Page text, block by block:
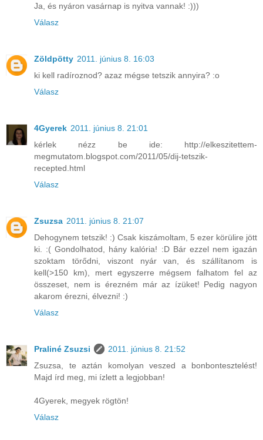
Ja, és nyáron vasárnap is nyitva vannak! :)))
Válasz
Zöldpötty 2011. június 8. 16:03
ki kell radíroznod? azaz mégse tetszik annyira? :o
Válasz
4Gyerek 2011. június 8. 21:01
kérlek nézz be ide: http://elkeszitettem-
megmutatom.blogspot.com/2011/05/dij-tetszik-
recepted.html
Válasz
Zsuzsa 2011. június 8. 21:07
Dehogynem tetszik! :) Csak kiszámoltam, 5 ezer körülire jött
ki. :( Gondolhatod, hány kalória! :D Bár ezzel nem igazán
szoktam törődni, viszont nyár van, és szállítanom is
kell(>150 km), mert egyszerre mégsem falhatom fel az
összeset, nem is érezném már az ízüket! Pedig nagyon
akarom érezni, élvezni! :)
Válasz
Praliné Zsuzsi
2011. június 8. 21:52
Zsuzsa, te aztán komolyan veszed a bonbontesztelést!
Majd írd meg, mi ízlett a legjobban!
4Gyerek, megyek rögtön!
Válasz